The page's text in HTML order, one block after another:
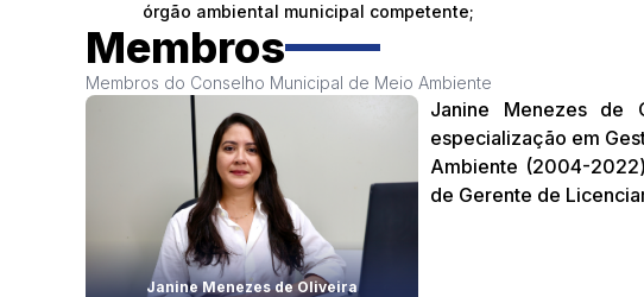
órgão ambiental municipal competente;
Membros
Membros do Conselho Municipal de Meio Ambiente
Janine Menezes de Oliveira
Janine Menezes de
especialização em
Ambiente (2004-
de Gerente de